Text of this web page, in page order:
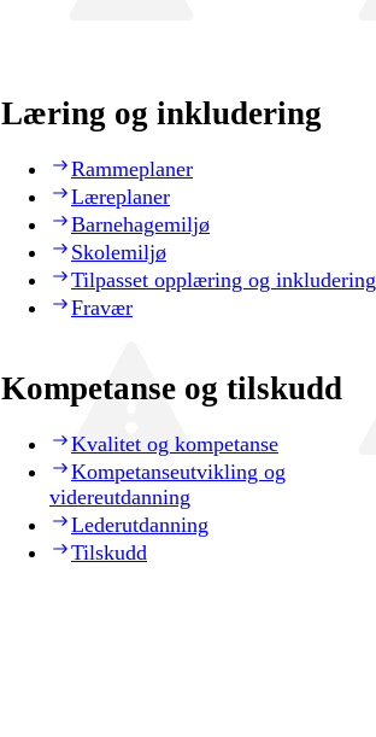
Læring og inkludering
Rammeplaner
Læreplaner
Barnehagemiljø
Skolemiljø
Tilpasset opplæring og inkludering
Fravær
Kompetanse og tilskudd
Kvalitet og kompetanse
Kompetanseutvikling og
videreutdanning
Lederutdanning
Tilskudd